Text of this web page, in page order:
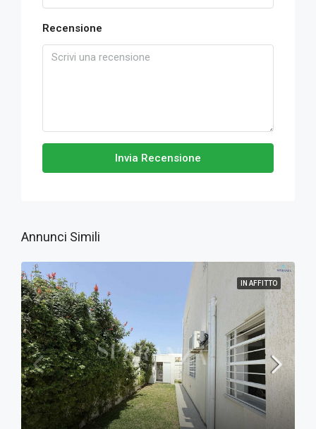
Recensione
Invia Recensione
Annunci Simili
IN AFFITTO